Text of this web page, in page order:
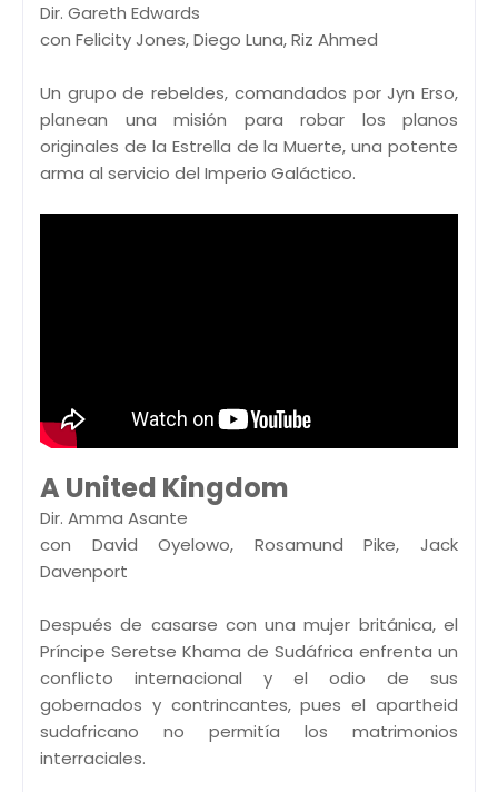
Dir. Gareth Edwards
con Felicity Jones, Diego Luna, Riz Ahmed
Un grupo de rebeldes, comandados por Jyn Erso,
planean una misión para robar los planos
originales de la Estrella de la Muerte, una potente
arma al servicio del Imperio Galáctico.
A United Kingdom
Dir. Amma Asante
con David Oyelowo, Rosamund Pike, Jack
Davenport
Después de casarse con una mujer británica, el
Príncipe Seretse Khama de Sudáfrica enfrenta un
conflicto internacional y el odio de sus
gobernados y contrincantes, pues el apartheid
sudafricano no permitía los matrimonios
interraciales.